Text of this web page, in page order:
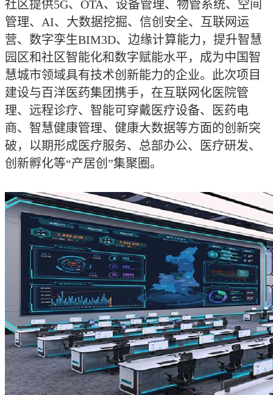
社区提供5G、OTA、设备管理、物管系统、空间
管理、AI、大数据挖掘、信创安全、互联网运
营、数字孪生BIM3D、边缘计算能力，提升智慧
园区和社区智能化和数字赋能水平，成为中国智
慧城市领域具有技术创新能力的企业。此次项目
建设与百洋医药集团携手，在互联网化医院管
理、远程诊疗、智能可穿戴医疗设备、医药电
商、智慧健康管理、健康大数据等方面的创新突
破，以期形成医疗服务、总部办公、医疗研发、
创新孵化等“产居创”集聚圈。